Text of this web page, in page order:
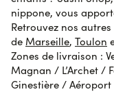
nippone, vous
Retrouvez nos
de Marseille, Toulon
Zones de livraison :
Magnan / L’Archet /
Ginestière /